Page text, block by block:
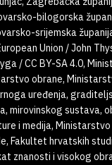
bilogorska
srijemska
Union / John
/ CC BY-SA 4.0,
obrane,
uređenja,
mirovinskog sustava,
i medija,
Fakultet hrvatskih
znanosti i visokog